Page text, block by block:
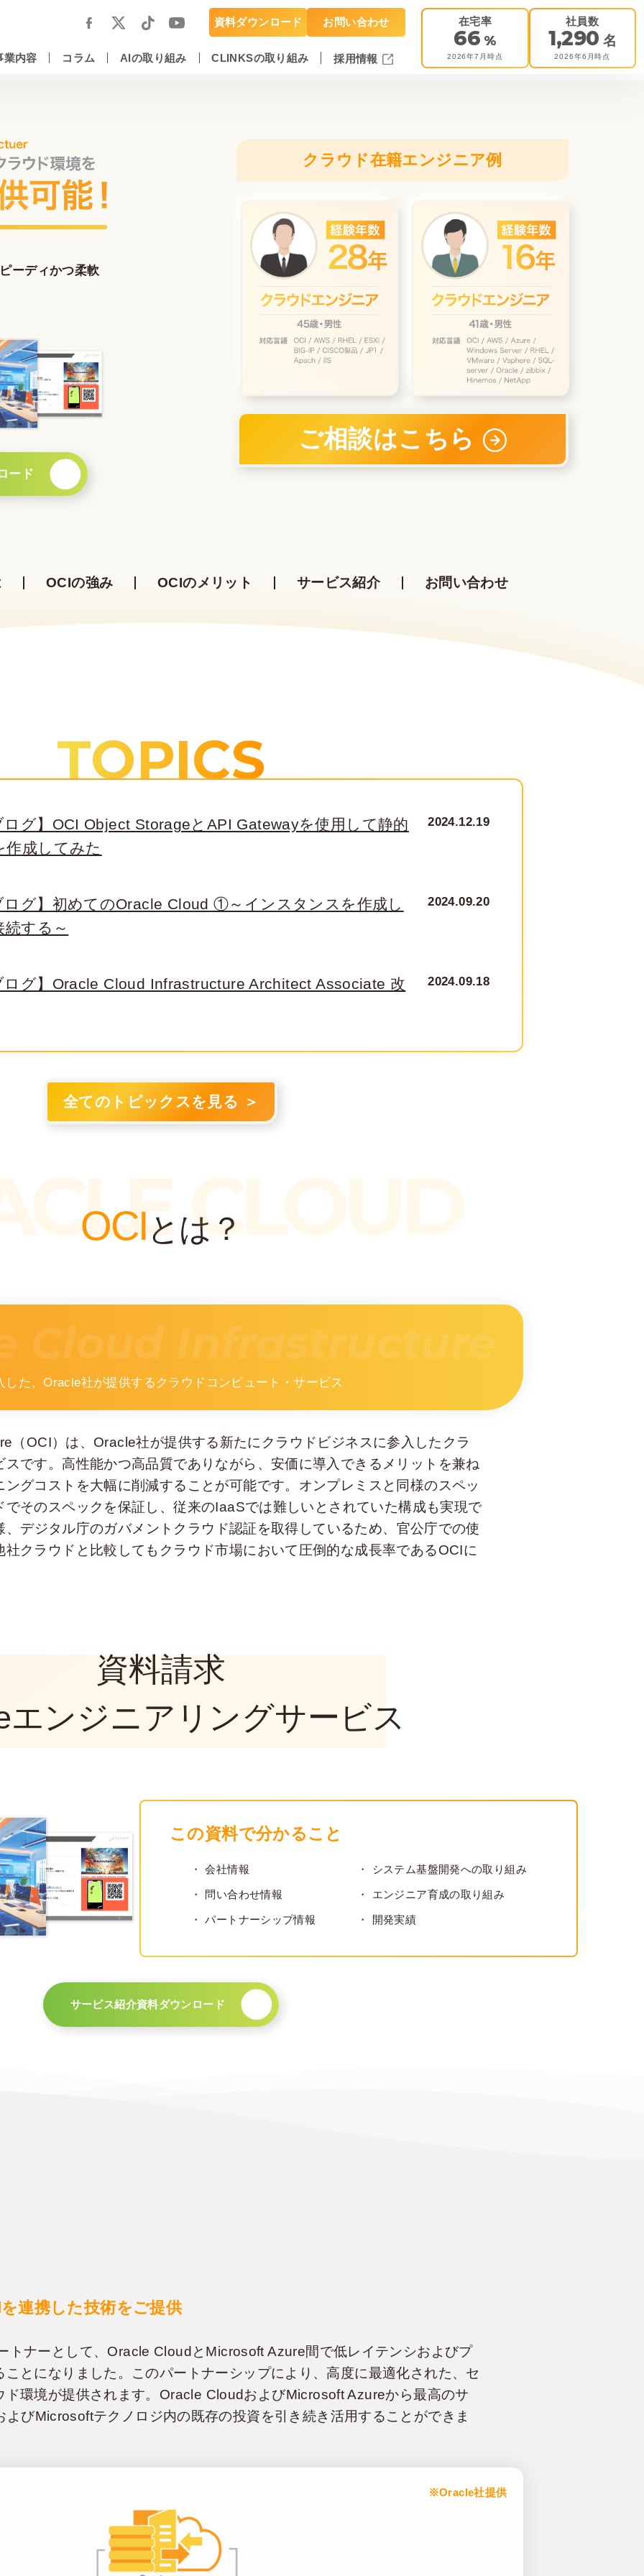
資料ダウンロード お問い合わせ
業内容 コラム AIの取り組み CLINKSの取り組み 採用情報
在宅率
66 %
2026年7月時点
社員数
1,290 名
2026年6月時点
ーディかつ柔軟
ード
クラウド在籍エンジニア例
ご相談はこちら
OCIの強み OCIのメリット サービス紹介 お問い合わせ
TOPICS
ログ】OCI Object StorageとAPI Gatewayを使用して静的
作成してみた
2024.12.19
ログ】初めてのOracle Cloud ①～インスタンスを作成し
続する～
2024.09.20
ログ】Oracle Cloud Infrastructure Architect Associate 改 2024.09.18
全てのトピックスを見る ＞
OCIとは？
CLOUD
た、Oracle社が提供するクラウドコンピュート・サービス
（OCI）は、Oracle社が提供する新たにクラウドビジネスに参入したクラ
です。高性能かつ高品質でありながら、安価に導入できるメリットを兼ね
グコストを大幅に削減することが可能です。オンプレミスと同様のスペッ
そのスペックを保証し、従来のIaaSでは難しいとされていた構成も実現で
デジタル庁のガバメントクラウド認証を取得しているため、官公庁での使
クラウドと比較してもクラウド市場において圧倒的な成長率であるOCIに
資料請求
エンジニアリングサービス
この資料で分かること
会社情報
問い合わせ情報
パートナーシップ情報
システム基盤開発への取り組み
エンジニア育成の取り組み
開発実績
サービス紹介資料ダウンロード
連携した技術をご提供
トナーとして、Oracle CloudとMicrosoft Azure間で低レイテンシおよびプ
とになりました。このパートナーシップにより、高度に最適化された、セ
ド環境が提供されます。Oracle CloudおよびMicrosoft Azureから最高のサ
びMicrosoftテクノロジ内の既存の投資を引き続き活用することができま
※Oracle社提供